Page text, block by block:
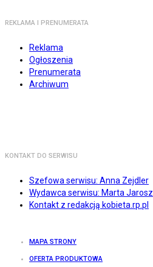
REKLAMA I PRENUMERATA
Reklama
Ogłoszenia
Prenumerata
Archiwum
KONTAKT DO SERWISU
Szefowa serwisu: Anna Zejdler
Wydawca serwisu: Marta Jarosz
Kontakt z redakcją kobieta.rp.pl
MAPA STRONY
OFERTA PRODUKTOWA